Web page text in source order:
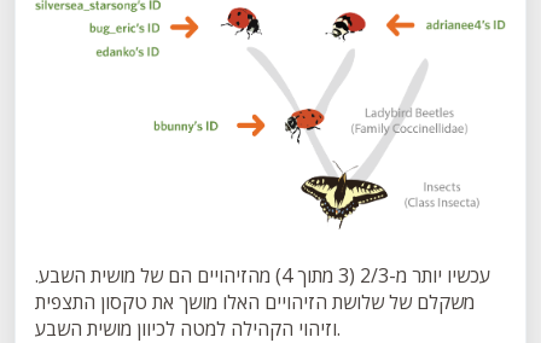
עכשיו יותר מ-2/3 (3 מתוך 4) מהזיהויים הם של מושית השבע.
משקלם של שלושת הזיהויים האלו מושך את טקסון התצפית
וזיהוי הקהילה למטה לכיוון מושית השבע.